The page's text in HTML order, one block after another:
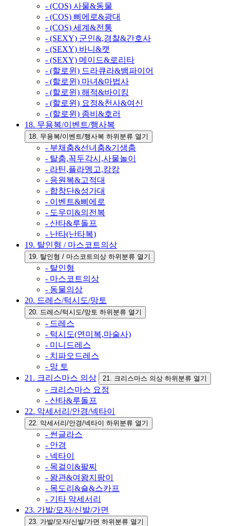
- (COS) 사물&동물
- (COS) 삐에로&광대
- (COS) 세계&전통
- (SEXY) 군인&,경찰&간호사
- (SEXY) 바니&캣
- (SEXY) 메이드&로리타
- (할로윈) 드라큐라&뱀파이어
- (할로윈) 마녀&마법사
- (할로윈) 해적&바이킹
- (할로윈) 요정&천사&여신
- (할로윈) 좀비&호러
18. 무용복/이벤트/행사복
18. 무용복/이벤트/행사복 하위분류 열기
- 부채춤&선녀춤&기생춤
- 탈춤,꼭두각시,사물놀이
- 라틴,플라멩고,캉캉
- 응원복&고적대
- 합창단&성가대
- 이벤트&삐에로
- 도우미&의전복
- 산타&루돌프
- 난타(난타복)
19. 탈인형 / 마스코트의상
19. 탈인형 / 마스코트의상 하위분류 열기
- 탈인형
- 마스코트의상
- 동물의상
20. 드레스/턱시도/망토
20. 드레스/턱시도/망토 하위분류 열기
- 드레스
- 턱시도(연미복,마술사)
- 미니드레스
- 치파오드레스
- 망 토
21. 크리스마스 의상
21. 크리스마스 의상 하위분류 열기
- 크리스마스 요정
- 산타&루돌프
22. 악세서리/안경/넥타이
22. 악세서리/안경/넥타이 하위분류 열기
- 썬글라스
- 안경
- 넥타이
- 목걸이&팔찌
- 왕관&여왕지팡이
- 목도리&숄&스카프
- 기타 악세서리
23. 가발/모자/신발/가면
23. 가발/모자/신발/가면 하위분류 열기